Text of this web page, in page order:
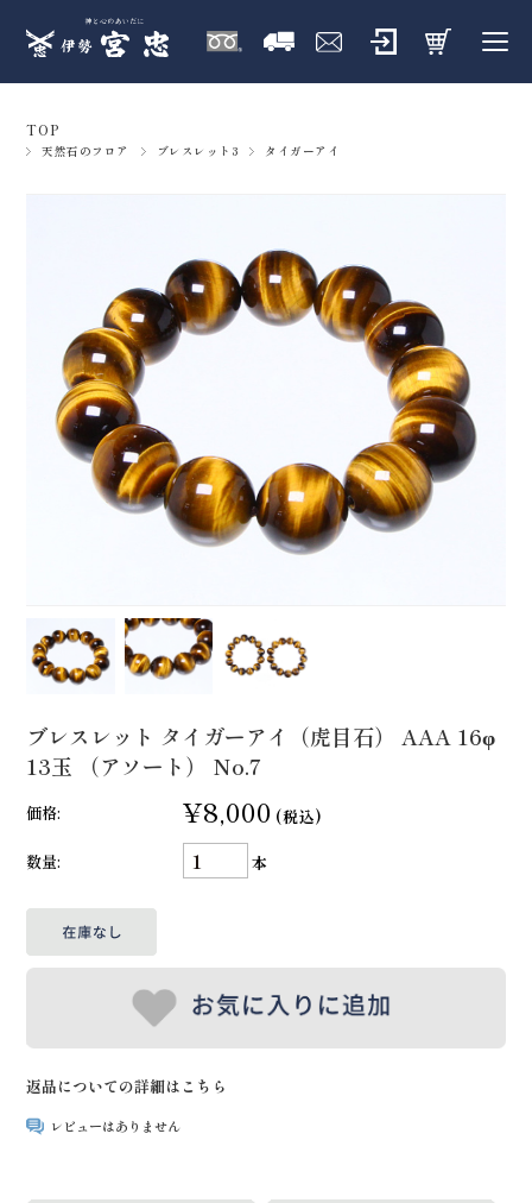
TOP
天然石のフロア ブレスレット3 タイガーアイ
ブレスレット タイガーアイ（虎目石） AAA 16φ
13玉 （アソート） No.7
価格: ¥8,000 (税込)
数量:
本
返品についての詳細はこちら
レビューはありません